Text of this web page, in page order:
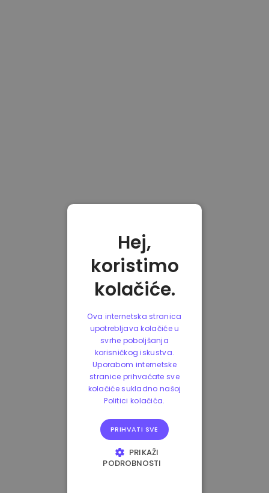
Hej,
koristimo
kolačiće.
Ova internetska stranica
upotrebljava kolačiće u
svrhe poboljšanja
korisničkog iskustva.
Uporabom internetske
stranice prihvaćate sve
kolačiće sukladno našoj
Politici kolačića.
PRIHVATI SVE
PRIKAŽI
PODROBNOSTI